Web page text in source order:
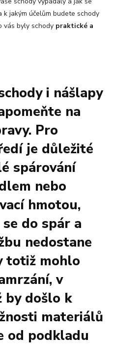
jakým účelům budete schody
vás byly schody praktické a
i nášlapy
na
Pro
je důležité
spárování
nebo
hmotou,
do spár a
nedostane
totiž mohlo
v
by došlo k
materiálů
od podkladu